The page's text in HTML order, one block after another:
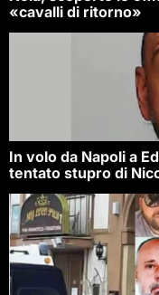
«cavalli di ritorno»
In volo da Napoli a
tentato stupro di